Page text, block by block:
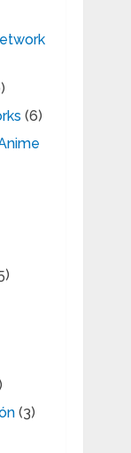
(6)
(3)